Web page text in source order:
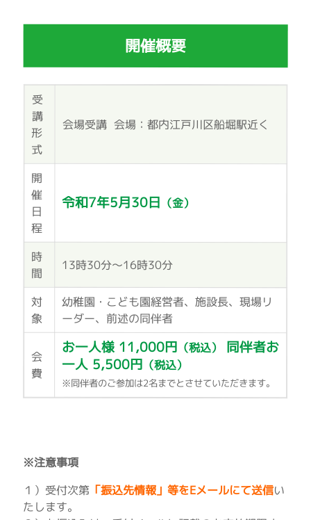
開催概要
受
講
形
式
会場受講 会場：都内江戸川区船堀駅近く
開
催
日
程
令和7年5月30日 （金）
時
間
13時30分～16時30分
対
象
幼稚園・こども園経営者、施設長、現場リ
ーダー、前述の同伴者
会
費
お一人様 11,000円 （税込） 同伴者お
一人 5,500円 （税込）
※同伴者のご参加は2名までとさせていただきます。
※注意事項
１）受付次第 「振込先情報」等をEメールにて送信い
たします。